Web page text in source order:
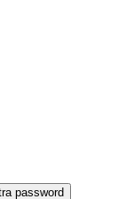
password